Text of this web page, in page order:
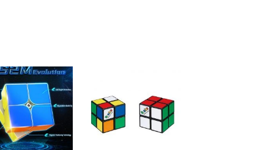
ほし
い！
ほし
い！